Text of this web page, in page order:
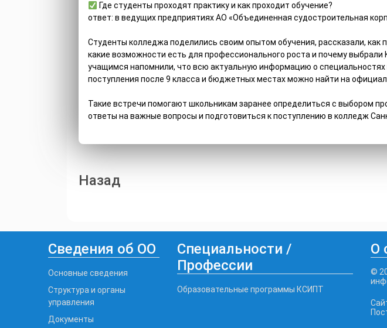
Где студенты проходят практику и как проходит обучение?
ответ: в ведущих предприятиях АО «Объединенная судостроительная
Студенты колледжа поделились своим опытом обучения, рассказали, как
какие возможности есть для профессионального роста и почему
учащимся напомнили, что всю актуальную информацию о специальностях
поступления после 9 класса и бюджетных местах можно найти на
Такие встречи помогают школьникам заранее определиться с выбором
ответы на важные вопросы и подготовиться к поступлению в колледж
Навигация
записям
Назад
Сведения об ОО
Основные сведения
Структура и органы
управления
Документы
Специальности /
Профессии
Образовательные программы КСИПТ
О
©